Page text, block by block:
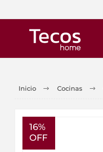
Inicio Cocinas
16%
OFF